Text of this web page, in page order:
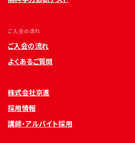
ご入会の流れ
ご入会の流れ
よくあるご質問
株式会社京進
採用情報
講師・アルバイト採用